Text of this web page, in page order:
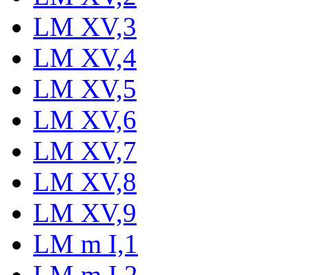
LM XV,3
LM XV,4
LM XV,5
LM XV,6
LM XV,7
LM XV,8
LM XV,9
LM m I,1